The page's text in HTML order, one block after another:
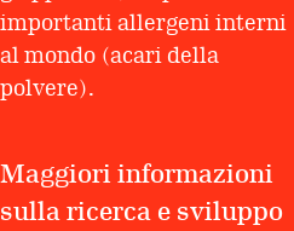
importanti allergeni interni
al mondo (acari della
polvere).
Maggiori informazioni
sulla ricerca e sviluppo